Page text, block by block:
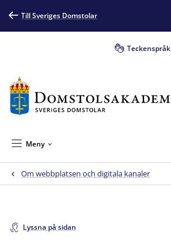
Till Sveriges Domstolar
Teckenspråk
Meny
Om webbplatsen och digitala kanaler
Lyssna på sidan